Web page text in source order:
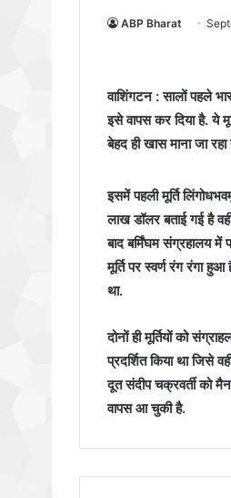
ABP Bharat
वाशिंगटन : सालों पहले
इसे वापस कर दिया है. ये
बेहद ही खास माना जा
इसमें पहली मूर्ति
लाख डॉलर बताई गई है
बाद बर्मिंघम संग्रहालय में
मूर्ति पर स्वर्ण रंग रंगा
था.
दोनों ही मूर्तियों को
प्रदर्शित किया था जिसे
दूत संदीप चक्रवर्ती को
वापस आ चुकी है.